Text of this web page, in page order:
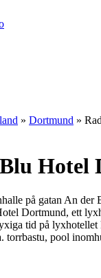
» Dortmund »
Hotel
på gatan An der
Dortmund, ett
tid på
torrbastu, pool